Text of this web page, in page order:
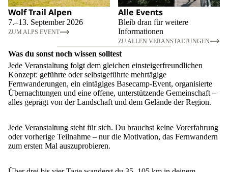
Wolf Trail Alpen
7.–13. September 2026
ZUM ALPS EVENT
Alle Events
Bleib dran für weitere
Informationen
ZU ALLEN VERANSTALTUNGEN
Was du sonst noch wissen solltest
Jede Veranstaltung folgt dem gleichen einsteigerfreundlichen
Konzept: geführte oder selbstgeführte mehrtägige
Fernwanderungen, ein eintägiges Basecamp-Event, organisierte
Übernachtungen und eine offene, unterstützende Gemeinschaft –
alles geprägt von der Landschaft und dem Gelände der Region.
Jede Veranstaltung steht für sich. Du brauchst keine Vorerfahrung
oder vorherige Teilnahme – nur die Motivation, das Fernwandern
zum ersten Mal auszuprobieren.